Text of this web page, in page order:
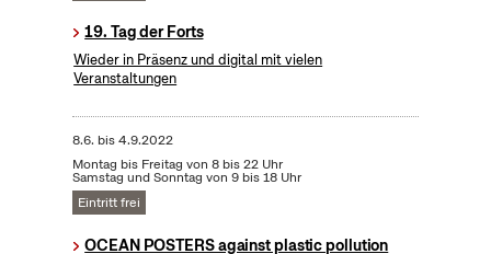
19. Tag der Forts
Wieder in Präsenz und digital mit vielen
Veranstaltungen
8.6. bis4.9.2022
Montag bis Freitag von 8 bis 22 Uhr
Samstag und Sonntag von 9 bis 18 Uhr
Eintritt frei
OCEAN POSTERS against plastic pollution